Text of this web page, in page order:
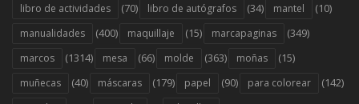
libro de actividades (70) libro de autógrafos (34) mantel (10)
manualidades (400) maquillaje (15) marcapaginas (349)
marcos (1314) mesa (66) molde (363) moñas (15)
muñecas (40) máscaras (179) papel (90) para colorear (142)